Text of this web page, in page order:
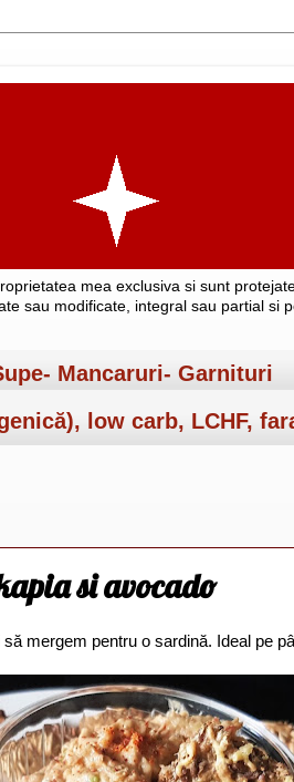
mea exclusiva si sunt
sau modificate, integral sau partial
Mancaruri- Garnituri
low carb, LCHF,
si avocado
mergem pentru o sardină. Ideal pe